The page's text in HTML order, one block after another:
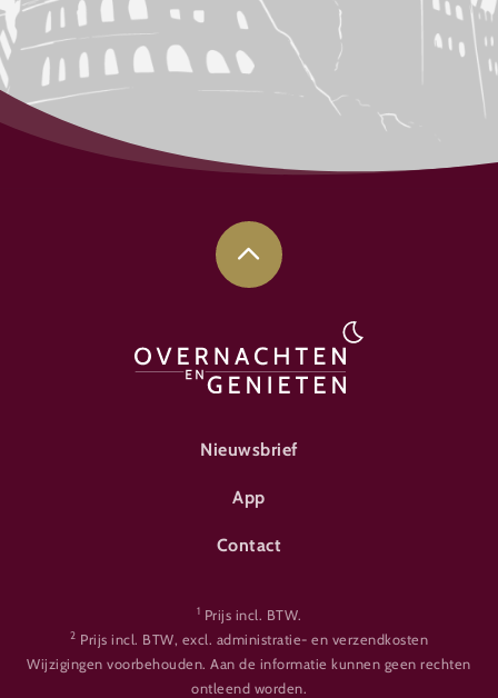
FOOTER-ÜBERNACHTEN
Nieuwsbrief
App
Contact
1 Prijs incl. BTW.
2 Prijs incl. BTW, excl. administratie- en verzendkosten
Wijzigingen voorbehouden. Aan de informatie kunnen geen rechten
ontleend worden.